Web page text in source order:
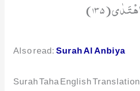
Also read:Surah Al Anbiya
Surah Taha English Translation